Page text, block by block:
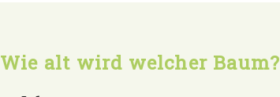
Wie alt wird welcher Baum?